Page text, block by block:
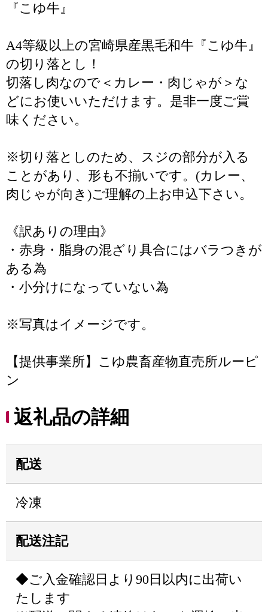
『こゆ牛』
A4等級以上の宮崎県産黒毛和牛『こゆ牛』
の切り落とし！
切落し肉なので＜カレー・肉じゃが＞な
どにお使いいただけます。是非一度ご賞
味ください。
※切り落としのため、スジの部分が入る
ことがあり、形も不揃いです。(カレー、
肉じゃが向き)ご理解の上お申込下さい。
《訳ありの理由》
・赤身・脂身の混ざり具合にはバラつきが
ある為
・小分けになっていない為
※写真はイメージです。
【提供事業所】こゆ農畜産物直売所ルーピ
ン
返礼品の詳細
配送
冷凍
配送注記
◆ご入金確認日より90日以内に出荷い
たします